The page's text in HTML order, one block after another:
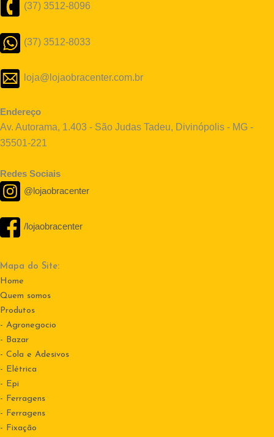
(37) 3512-8096
(37) 3512-8033
loja@lojaobracenter.com.br
Endereço
Av. Autorama, 1.403 - São Judas Tadeu, Divinópolis - MG -
35501-221
Redes Sociais
@lojaobracenter
/lojaobracenter
Mapa do Site:
Home
Quem somos
Produtos
- Agronegocio
- Bazar
- Cola e Adesivos
- Elétrica
- Epi
- Ferragens
- Ferragens
- Fixação